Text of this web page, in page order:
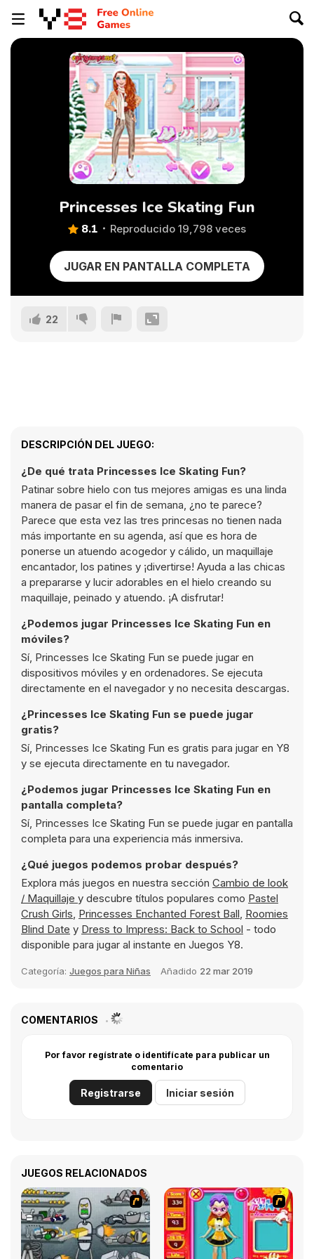
Princesses Ice Skating Fun
8.1 Reproducido 19,798 veces
JUGAR EN PANTALLA COMPLETA
22
DESCRIPCIÓN DEL JUEGO:
¿De qué trata Princesses Ice Skating Fun?
Patinar sobre hielo con tus mejores amigas es una linda
manera de pasar el fin de semana, ¿no te parece?
Parece que esta vez las tres princesas no tienen nada
más importante en su agenda, así que es hora de
ponerse un atuendo acogedor y cálido, un maquillaje
encantador, los patines y ¡divertirse! Ayuda a las chicas
a prepararse y lucir adorables en el hielo creando su
maquillaje, peinado y atuendo. ¡A disfrutar!
¿Podemos jugar Princesses Ice Skating Fun en
móviles?
Sí, Princesses Ice Skating Fun se puede jugar en
dispositivos móviles y en ordenadores. Se ejecuta
directamente en el navegador y no necesita descargas.
¿Princesses Ice Skating Fun se puede jugar
gratis?
Sí, Princesses Ice Skating Fun es gratis para jugar en Y8
y se ejecuta directamente en tu navegador.
¿Podemos jugar Princesses Ice Skating Fun en
pantalla completa?
Sí, Princesses Ice Skating Fun se puede jugar en pantalla
completa para una experiencia más inmersiva.
¿Qué juegos podemos probar después?
Explora más juegos en nuestra sección Cambio de look
/ Maquillaje y descubre títulos populares como Pastel
Crush Girls, Princesses Enchanted Forest Ball, Roomies
Blind Date y Dress to Impress: Back to School - todo
disponible para jugar al instante en Juegos Y8.
Categoría: Juegos para Niñas Añadido 22 mar 2019
COMENTARIOS
Por favor regístrate o identifícate para publicar un
comentario
Registrarse Iniciar sesión
JUEGOS RELACIONADOS